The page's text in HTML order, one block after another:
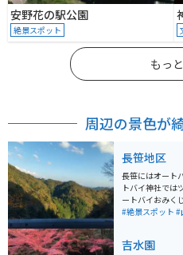
安野花の駅公園
絶景スポット
もっ
周辺の景色が
長笹地区
長笹にはオート
トバイ神社では
ートバイおみく
います。無料で
ポットが多数あり
#絶景スポット #
吉水園